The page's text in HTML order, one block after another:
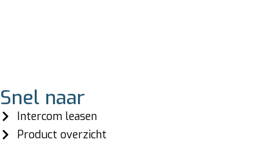
Snel naar
Intercom leasen
Product overzicht